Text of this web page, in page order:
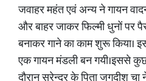
जवाहर महंत एवं अन्य ने गायन
और बाहर जाकर फिल्मी धुनों पर
बनाकर गाने का काम शुरू किया।
एक गायन मंडली बन गयी।इससे कुछ